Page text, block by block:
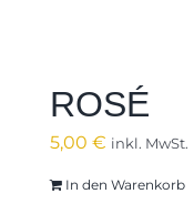
ROSÉ
5,00 € inkl. MwSt.
In den Warenkorb